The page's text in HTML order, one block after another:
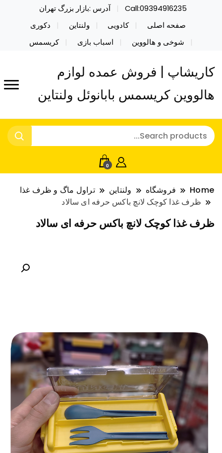
Call:09394916235
آدرس :بازار بزرگ تهران
صفحه اصلی
کادویی ولنتاین
دکوری
شوخی و هالووین
اسباب بازی کریسمس
کاریشاپ | فروش عمده لوازم
هالووین کریسمس بابانوئل ولنتاین
0
Home فروشگاه ولنتاین
تراول ماگ و ظرف غذا
ظرف غذا کوچک لانچ باکس حرفه ای سالاد
ظرف غذا کوچک لانچ باکس حرفه ای سالاد